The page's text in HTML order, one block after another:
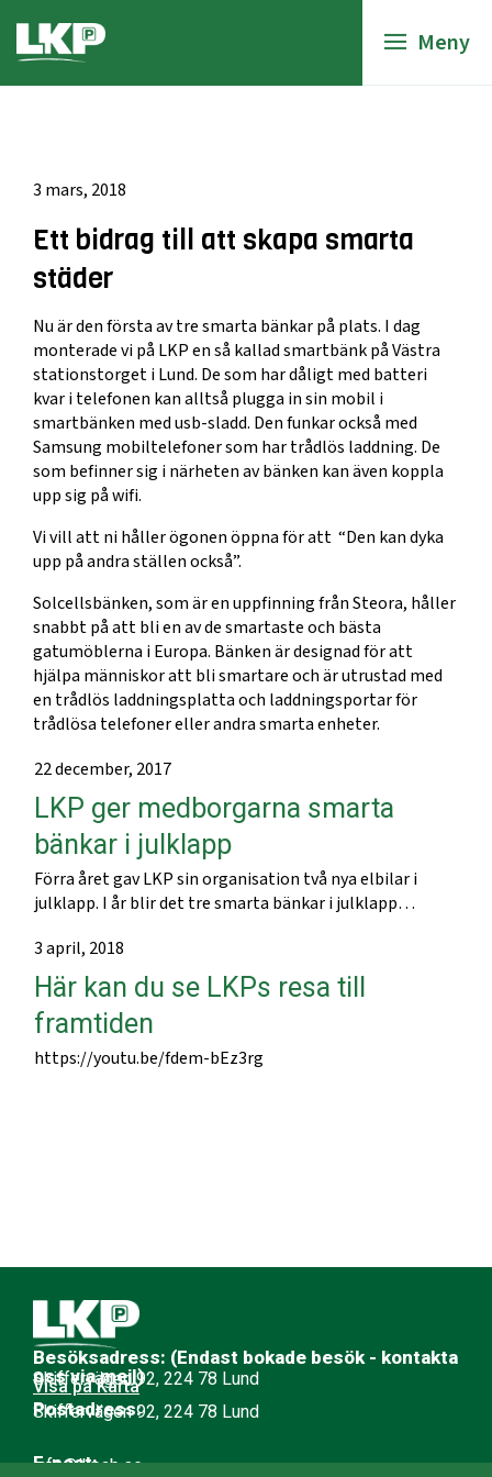
Meny
3 mars, 2018
Ett bidrag till att skapa smarta
städer
Nu är den första av tre smarta bänkar på plats. I dag
monterade vi på LKP en så kallad smartbänk på Västra
stationstorget i Lund. De som har dåligt med batteri
kvar i telefonen kan alltså plugga in sin mobil i
smartbänken med usb-sladd. Den funkar också med
Samsung mobiltelefoner som har trådlös laddning. De
som befinner sig i närheten av bänken kan även koppla
upp sig på wifi.
Vi vill att ni håller ögonen öppna för att “Den kan dyka
upp på andra ställen också”.
Solcellsbänken, som är en uppfinning från Steora, håller
snabbt på att bli en av de smartaste och bästa
gatumöblerna i Europa. Bänken är designad för att
hjälpa människor att bli smartare och är utrustad med
en trådlös laddningsplatta och laddningsportar för
trådlösa telefoner eller andra smarta enheter.
22 december, 2017
LKP ger medborgarna smarta
bänkar i julklapp
Förra året gav LKP sin organisation två nya elbilar i
julklapp. I år blir det tre smarta bänkar i julklapp…
3 april, 2018
Här kan du se LKPs resa till
framtiden
https://youtu.be/fdem-bEz3rg
Besöksadress: (Endast bokade besök - kontakta
oss via mejl)
Skiffervägen 92, 224 78 Lund
Visa på Karta
Postadress:
Skiffervägen 92, 224 78 Lund
E-post:
info@lkpab.se